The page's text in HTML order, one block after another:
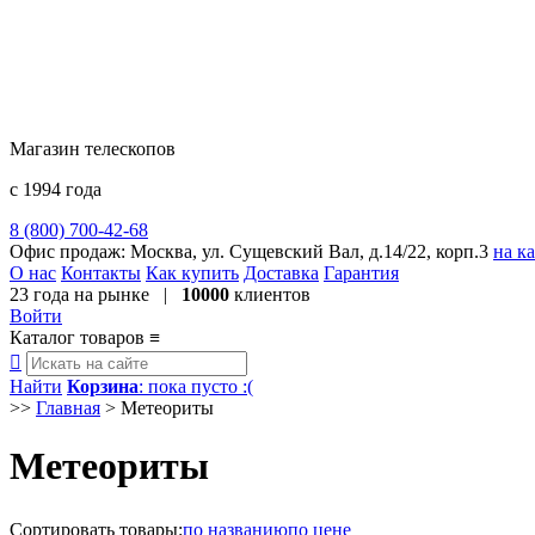
Магазин телескопов
с 1994 года
8 (800) 700-42-68
Офис продаж: Москва, ул. Сущевский Вал, д.14/22, корп.3 на
О нас Контакты Как купить Доставка Гарантия
23 года на рынке | 10000 клиентов
Войти
Каталог товаров ≡

Найти Корзина: пока пусто :(
>> Главная > Метеориты
Метеориты
Сортировать товары:по названиюпо цене